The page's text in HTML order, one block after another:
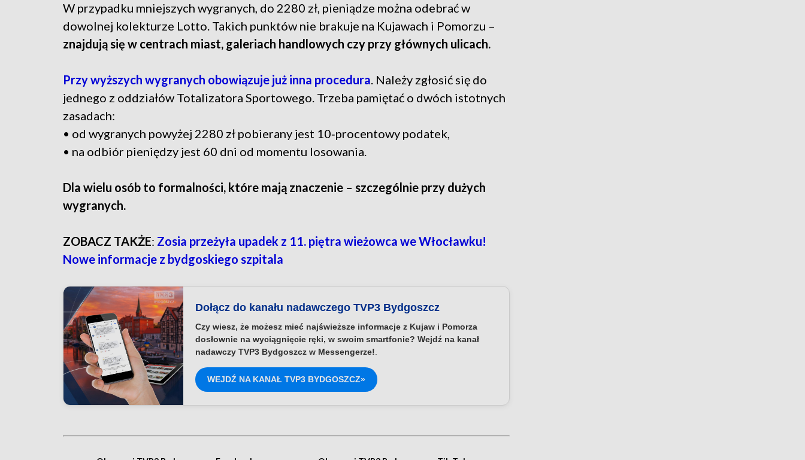
W przypadku mniejszych wygranych, do 2280 zł, pieniądze można odebrać w
dowolnej kolekturze Lotto. Takich punktów nie brakuje na Kujawach i Pomorzu –
znajdują się w centrach miast, galeriach handlowych czy przy głównych ulicach.
Przy wyższych wygranych obowiązuje już inna procedura. Należy zgłosić się do
jednego z oddziałów Totalizatora Sportowego. Trzeba pamiętać o dwóch istotnych
zasadach:
• od wygranych powyżej 2280 zł pobierany jest 10‑procentowy podatek,
• na odbiór pieniędzy jest 60 dni od momentu losowania.
Dla wielu osób to formalności, które mają znaczenie – szczególnie przy dużych
wygranych.
ZOBACZ TAKŻE: Zosia przeżyła upadek z 11. piętra wieżowca we Włocławku!
Nowe informacje z bydgoskiego szpitala
Dołącz do kanału nadawczego TVP3 Bydgoszcz
Czy wiesz, że możesz mieć najświeższe informacje z Kujaw i Pomorza
dosłownie na wyciągnięcie ręki, w swoim smartfonie? Wejdź na kanał
nadawczy TVP3 Bydgoszcz w Messengerze!.
WEJDŹ NA KANAŁ TVP3 BYDGOSZCZ»